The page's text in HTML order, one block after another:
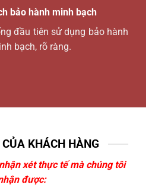
bảo hành minh bạch
đầu tiên sử dụng bảo hành
bạch, rõ ràng.
KHÁCH HÀNG
xét thực tế mà chúng tôi
được: